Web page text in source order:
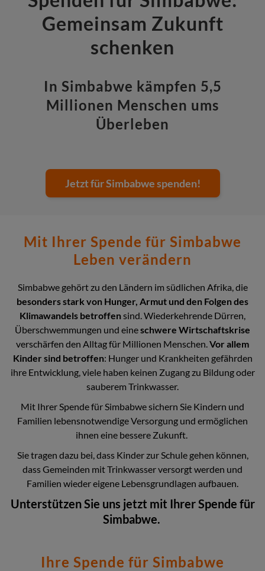
Gemeinsam Zukunft
schenken
In Simbabwe kämpfen 5,5
Millionen Menschen ums
Überleben
Jetzt für Simbabwe spenden!
Mit Ihrer Spende für Simbabwe
Leben verändern
Simbabwe gehört zu den Ländern im südlichen Afrika, die
besonders stark von Hunger, Armut und den Folgen des
Klimawandels betroffensind. Wiederkehrende Dürren,
Überschwemmungen und eineschwere Wirtschaftskrise
verschärfen den Alltag für Millionen Menschen. Vor allem
Kinder sind betroffen: Hunger und Krankheiten gefährden
ihre Entwicklung, viele haben keinen Zugang zu Bildung oder
sauberem Trinkwasser.
Mit Ihrer Spende für Simbabwe sichern Sie Kindern und
Familien lebensnotwendige Versorgung und ermöglichen
ihnen eine bessere Zukunft.
Sie tragen dazu bei, dass Kinder zur Schule gehen können,
dass Gemeinden mit Trinkwasser versorgt werden und
Familien wieder eigene Lebensgrundlagen aufbauen.
Unterstützen Sie uns jetzt mit Ihrer Spende für
Simbabwe.
Ihre Spende für Simbabwe